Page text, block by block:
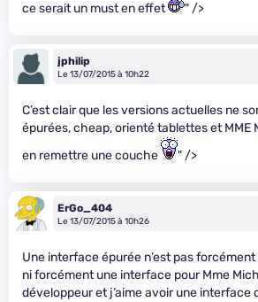
ce serait un must en effet " />
jphilip
Le 13/07/2015 à 10h22
C’est clair que les versions actuelles ne
épurées, cheap, orienté tablettes et MME
en remettre une couche
" />
ErGo_404
Le 13/07/2015 à 10h26
Une interface épurée n’est pas
ni forcément une interface pour Mme
développeur et j’aime avoir une interface